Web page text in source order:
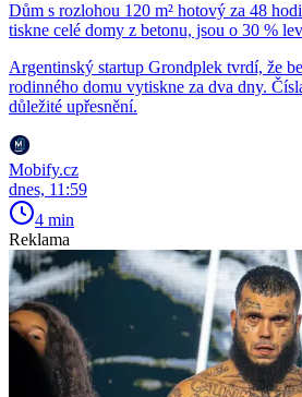
Dům s rozlohou 120 m² hotový za 48
tiskne celé domy z betonu, jsou o 30 %
Argentinský startup Grondplek tvrdí, že
rodinného domu vytiskne za dva dny.
důležité upřesnění.
Mobify.cz
dnes, 11:59
4 min
Reklama